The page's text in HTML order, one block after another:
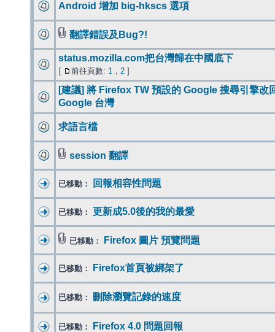
Android 增加 big-hkscs 選項
翻譯錯誤及Bug?!
status.mozilla.com把台灣歸在中國底下
[ 前往頁數: 1 ， 2 ]
[建議] 將 Firefox TW 預設的 Google 搜尋引擎改
Google 台灣
求語言檔
session 翻譯
已移動： 回報相容性問題
已移動： 更新成5.0後的我的最愛
已移動： Firefox 圖片 預覽問題
已移動： Firefox首頁被綁架了
已移動： 刪除瀏覽記錄的速度
已移動： Firefox 4.0 問題回報